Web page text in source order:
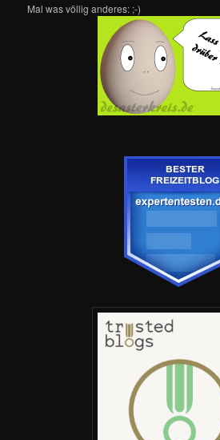
Mal was völlig anderes: ;-)